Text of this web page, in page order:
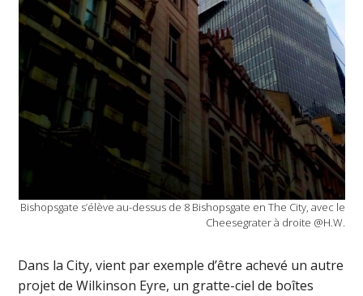
Bishopsgate s’élève au-dessus de 8 Bishopsgate en The City, avec le
Cheesegrater à droite @H.W.
Dans la City, vient par exemple d’être achevé un autre
projet de Wilkinson Eyre, un gratte-ciel de boîtes